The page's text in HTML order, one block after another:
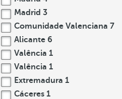
Madrid 3
Comunidade Valenciana 7
Alicante 6
Valência 1
Valência 1
Extremadura 1
Cáceres 1